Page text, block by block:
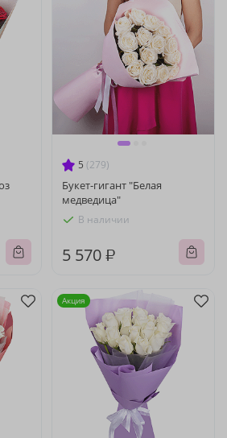
5 (279)
Букет-гигант "Белая
медведица"
В наличии
5 570 ₽
Акция